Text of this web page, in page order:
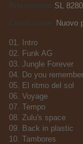
Riferimento
SL
Nuovo
01. Intro
02. Funk AG
03. Jungle Forever
04. Do you
05. El ritmo del sol
06. Voyage
07. Tempo
08. Zulu's space
09. Back in plastic
10. Tambores